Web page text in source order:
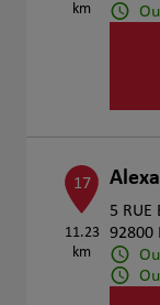
km
17
11.23
km
5 RUE
92800